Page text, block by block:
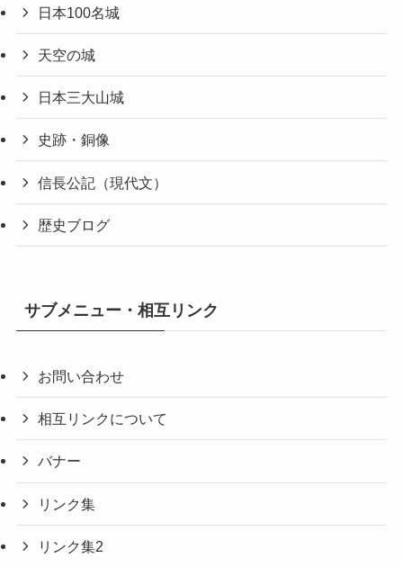
日本100名城
天空の城
日本三大山城
史跡・銅像
信長公記（現代文）
歴史ブログ
サブメニュー・相互リンク
お問い合わせ
相互リンクについて
バナー
リンク集
リンク集2